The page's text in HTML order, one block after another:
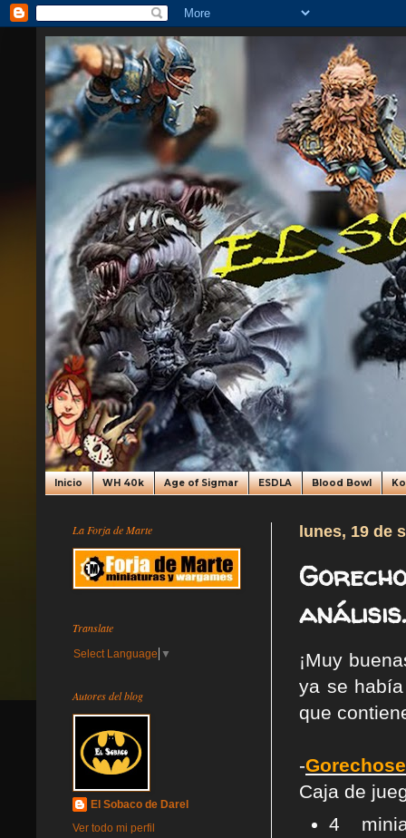
Inicio WH 40k Age of Sigmar ESDLA Blood Bowl
lunes, 19 de
análisis.
¡Muy
ya se
que
-
Caja de
4
La Forja de Marte
Translate
Select Language ▼
Autores del blog
El Sobaco de Darel
Ver todo mi perfil